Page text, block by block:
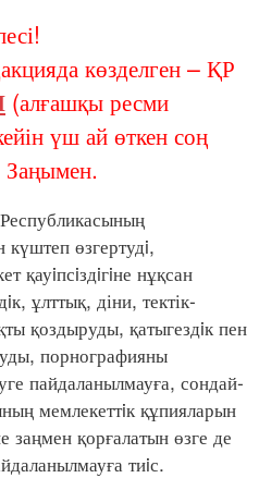
көзделген – ҚР
(алғашқы ресми
үш ай өткен соң
Заңымен.
өзгертудi,
қауiпсiздiгiне нұқсан
ұлттық, діни, тектік-
қоздыруды, қатыгездiк пен
порнографияны
пайдаланылмауға, сондай-
мемлекеттiк құпияларын
қорғалатын өзге де
тиiс.